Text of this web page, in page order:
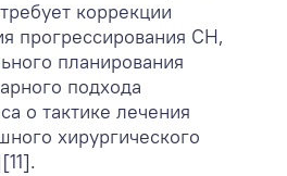
коррекции
прогрессирования СН,
планирования
подхода
о тактике лечения
хирургического